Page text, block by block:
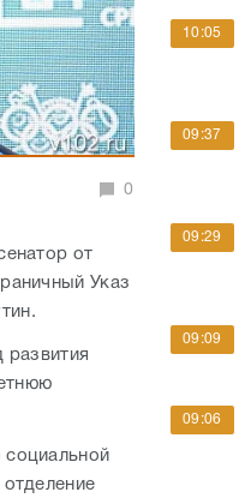
0
от
Указ
развития
социальной
10:05
09:37
09:29
09:09
09:06